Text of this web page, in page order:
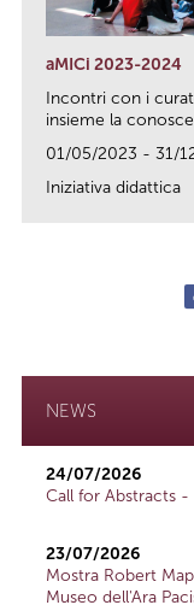
aMICi 2023-2024
Incontri con i
insieme la
01/05/2023 - 31/
Iniziativa didattica
NEWS
24/07/2026
Call for Abstracts
23/07/2026
Mostra Robert
Museo dell'Ara